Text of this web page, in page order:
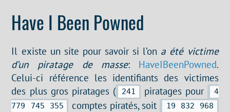
Have I Been Powned
Il existe un site pour savoir si l’on a été victime
d’un piratage de masse: HaveIBeenPowned.
Celui-ci référence les identifiants des victimes
des plus gros piratages (
241 piratages pour
4
779 745 355
comptes piratés, soit 19 832 968